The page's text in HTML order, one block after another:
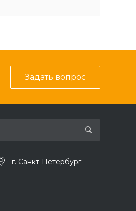
Задать вопрос
г. Санкт-Петербург